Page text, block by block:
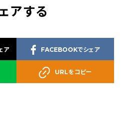
アする
ア FACEBOOKでシェア
URLをコピー